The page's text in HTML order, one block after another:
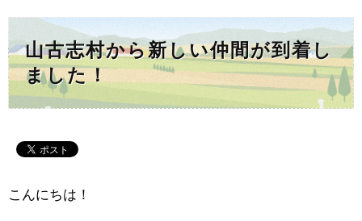
山古志村から新しい仲間が到着し
ました！
こんにちは！